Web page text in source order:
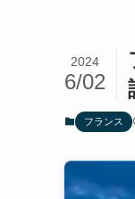
2024
6/02
フランス